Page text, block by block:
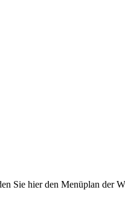
Sie hier den Menüplan der